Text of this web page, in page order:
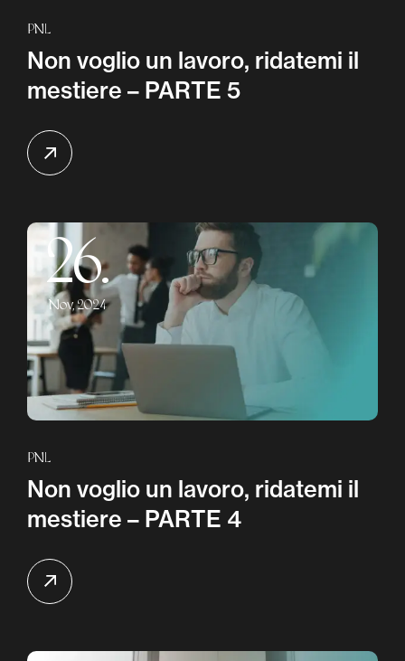
PNL
Non voglio un lavoro, ridatemi il
mestiere – PARTE 5
26.
Nov, 2024
PNL
Non voglio un lavoro, ridatemi il
mestiere – PARTE 4